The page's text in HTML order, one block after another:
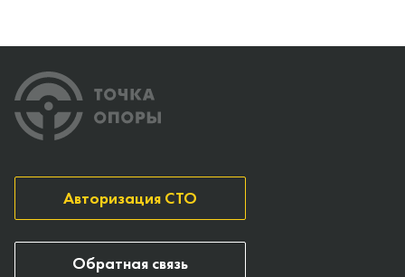
Авторизация СТО
Обратная связь